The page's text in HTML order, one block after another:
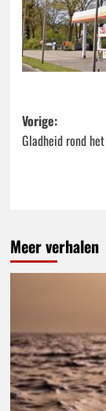
Bericht
Vorige:
Gladheid rond
Meer verhalen